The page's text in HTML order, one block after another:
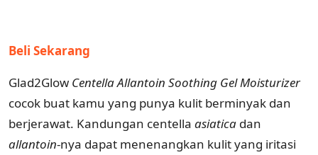
Beli Sekarang
Glad2Glow Centella Allantoin Soothing Gel Moisturizer
cocok buat kamu yang punya kulit berminyak dan
berjerawat. Kandungan centella asiatica dan
allantoin-nya dapat menenangkan kulit yang iritasi